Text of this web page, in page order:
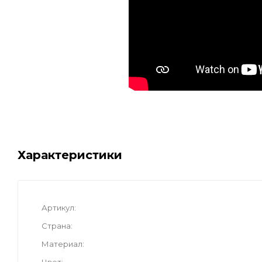
Характеристики
Артикул
Страна
Материал